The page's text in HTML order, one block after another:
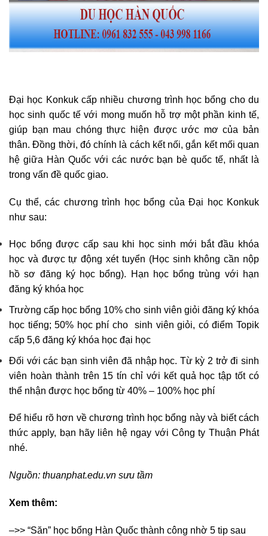
Đại học Konkuk cấp nhiều chương trình học bổng cho du
học sinh quốc tế với mong muốn hỗ trợ một phần kinh tế,
giúp bạn mau chóng thực hiện được ước mơ của bản
thân. Đồng thời, đó chính là cách kết nối, gắn kết mối quan
hệ giữa Hàn Quốc với các nước bạn bè quốc tế, nhất là
trong vấn đề quốc giao.
Cụ thể, các chương trình học bổng của Đại học Konkuk
như sau:
Học bổng được cấp sau khi học sinh mới bắt đầu khóa
học và được tự động xét tuyển (Học sinh không cần nộp
hồ sơ đăng ký học bổng). Hạn học bổng trùng với hạn
đăng ký khóa học
Trường cấp học bổng 10% cho sinh viên giỏi đăng ký khóa
học tiếng; 50% học phí cho sinh viên giỏi, có điểm Topik
cấp 5,6 đăng ký khóa học đại học
Đối với các bạn sinh viên đã nhập học. Từ kỳ 2 trở đi sinh
viên hoàn thành trên 15 tín chỉ với kết quả học tập tốt có
thể nhận được học bổng từ 40% – 100% học phí
Để hiểu rõ hơn về chương trình học bổng này và biết cách
thức apply, bạn hãy liên hệ ngay với Công ty Thuận Phát
nhé.
Nguồn: thuanphat.edu.vn sưu tầm
Xem thêm:
–>> “Săn” học bổng Hàn Quốc thành công nhờ 5 tip sau